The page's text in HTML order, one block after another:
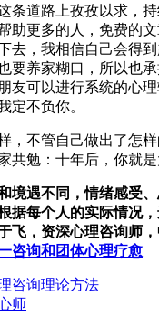
条道路上孜孜以求，持
助更多的人，免费的
去，我相信自己会得
要养家糊口，所以也
友可以进行系统的心
定不负你。
，不管自己做出了怎
共勉：十年后，你就是
境遇不同，情绪感受
据每个人的实际情况
飞，资深心理咨询师
咨询和团体心理疗愈
咨询理论方法
师